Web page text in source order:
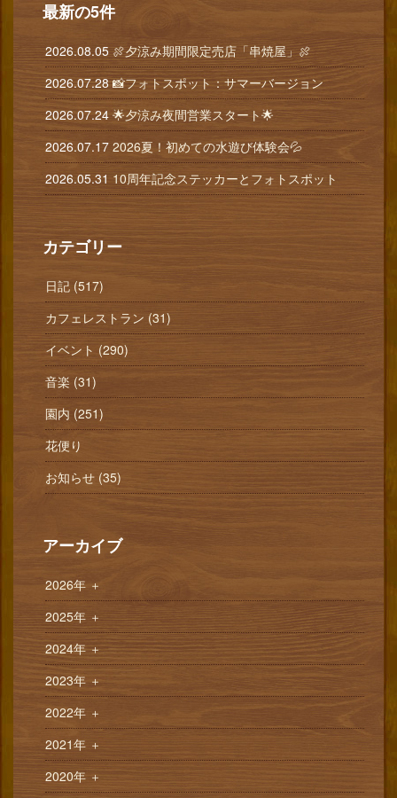
最新の5件
2026.08.05 🍖夕涼み期間限定売店「串焼屋」🍖
2026.07.28 📸フォトスポット：サマーバージョン
2026.07.24 🌟夕涼み夜間営業スタート🌟
2026.07.17 2026夏！初めての水遊び体験会💦
2026.05.31 10周年記念ステッカーとフォトスポット
カテゴリー
日記 (517)
カフェレストラン (31)
イベント (290)
音楽 (31)
園内 (251)
花便り
お知らせ (35)
アーカイブ
2026年 ＋
2025年 ＋
2024年＋
2023年 ＋
2022年 ＋
2021年 ＋
2020年 ＋